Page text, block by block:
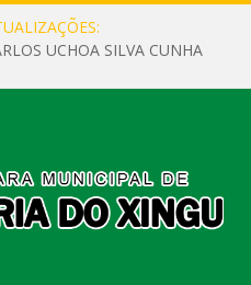
UCHOA SILVA CUNHA